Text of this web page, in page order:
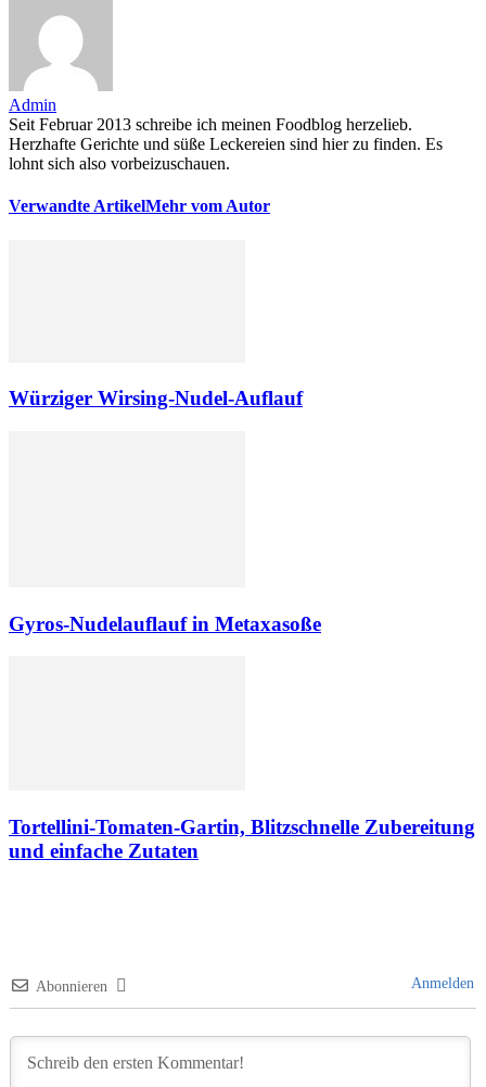
Admin
Seit Februar 2013 schreibe ich meinen Foodblog herzelieb.
Herzhafte Gerichte und süße Leckereien sind hier zu finden. Es
lohnt sich also vorbeizuschauen.
Verwandte ArtikelMehr vom Autor
Würziger Wirsing-Nudel-Auflauf
Gyros-Nudelauflauf in Metaxasoße
Tortellini-Tomaten-Gartin, Blitzschnelle Zubereitung
und einfache Zutaten
Abonnieren Anmelden